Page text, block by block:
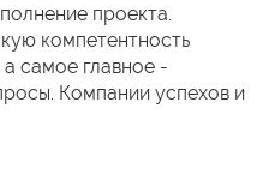
проекта.
компетентность
самое главное -
Компании успехов и